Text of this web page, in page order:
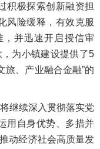
积极探索创新融资担
风险缓释，有效克服
并迅速开启授信审
，为小镇建设提供了5
旅、产业融合金融”的
继续深入贯彻落实党
用自身优势、多措并
动经济社会高质量发